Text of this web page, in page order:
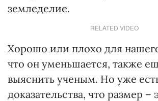
земледелие.
RELATED VIDEO
Хорошо или плохо для
что он уменьшается, также
выяснить ученым. Но уже
доказательства, что размер –